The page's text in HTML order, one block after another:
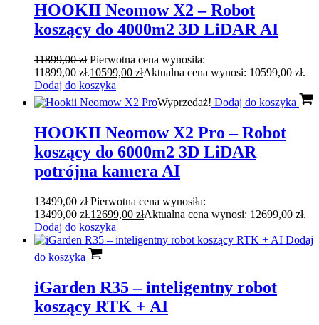
HOOKII Neomow X2 – Robot
koszący do 4000m2 3D LiDAR AI
11899,00zł Pierwotna cena wynosiła:
11899,00 zł.10599,00 złAktualna cena wynosi: 10599,00 zł.
Dodaj do koszyka
Wyprzedaż! Dodaj do koszyka
HOOKII Neomow X2 Pro – Robot
koszący do 6000m2 3D LiDAR
potrójna kamera AI
13499,00zł Pierwotna cena wynosiła:
13499,00 zł.12699,00 złAktualna cena wynosi: 12699,00 zł.
Dodaj do koszyka
Dodaj
do koszyka
iGarden R35 – inteligentny robot
koszący RTK + AI